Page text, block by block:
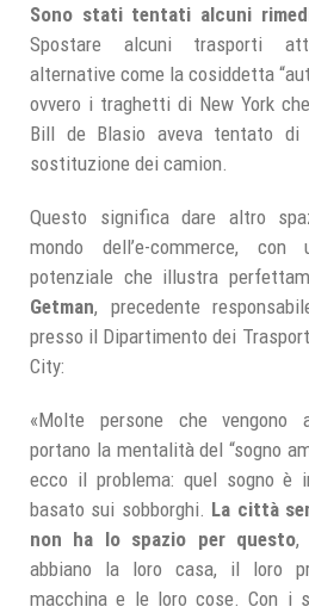
Sono stati tentati alcuni
Spostare alcuni trasporti
alternative come la cosiddetta
ovvero i traghetti di New York
Bill de Blasio aveva tentato di
sostituzione dei camion.
Questo significa dare altro
mondo dell’e-commerce, con
potenziale che illustra
Getman, precedente
presso il Dipartimento dei
City:
«Molte persone che vengono
portano la mentalità del “sogno
ecco il problema: quel sogno è
basato sui sobborghi. La città
non ha lo spazio per questo,
abbiano la loro casa, il loro
macchina e le loro cose. Con i